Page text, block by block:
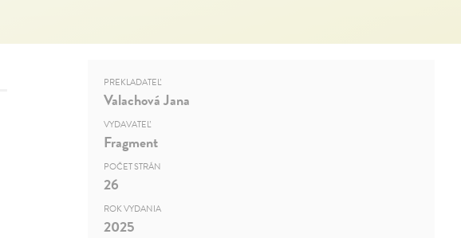
PREKLADATEĽ
Valachová Jana
VYDAVATEĽ
Fragment
POČET STRÁN
26
ROK VYDANIA
2025